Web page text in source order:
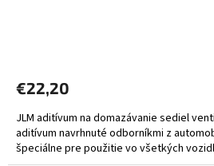
je
z
5
hviezdičiek.
€22,20
JLM aditívum na domazávanie sediel
aditívum navrhnuté odborníkmi z
špeciálne pre použitie vo všetkých